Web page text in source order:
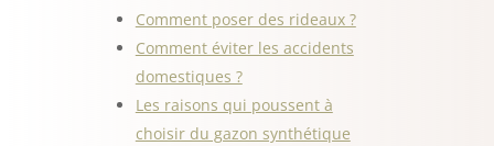
Comment poser des rideaux ?
Comment éviter les accidents
domestiques ?
Les raisons qui poussent à
choisir du gazon synthétique